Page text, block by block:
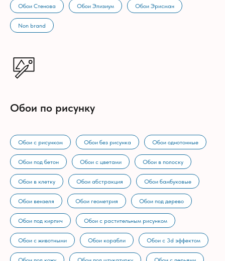
Обои Стенова Обои Элизиум Обои Эрисман
Non brand
Обои по рисунку
Обои с рисунком Обои без рисунка Обои однотонные
Обои под бетон Обои с цветами Обои в полоску
Обои в клетку Обои абстракция Обои бамбуковые
Обои вензеля Обои геометрия Обои под дерево
Обои под кирпич Обои с растительным рисунком
Обои с животными Обои корабли Обои с 3d эффектом